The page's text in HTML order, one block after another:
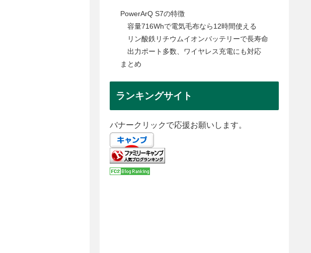
PowerArQ S7の特徴
容量716Whで電気毛布なら12時間使える
リン酸鉄リチウムイオンバッテリーで長寿命
出力ポート多数、ワイヤレス充電にも対応
まとめ
ランキングサイト
バナークリックで応援お願いします。